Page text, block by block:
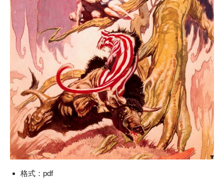
格式：pdf